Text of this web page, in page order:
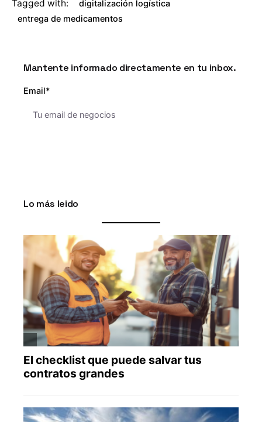
Tagged with:
digitalización logística
entrega de medicamentos
Mantente informado directamente en tu inbox.
Email*
Lo más leido